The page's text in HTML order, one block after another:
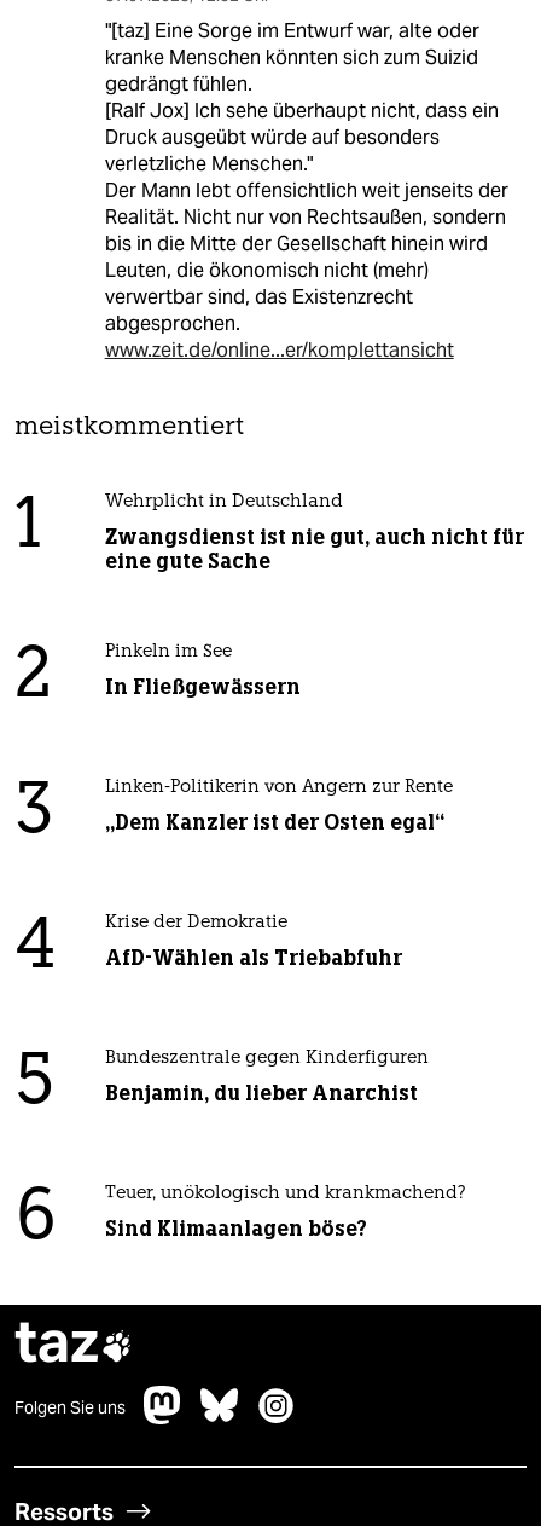
"[taz] Eine Sorge im Entwurf war, alte oder
kranke Menschen könnten sich zum Suizid
gedrängt fühlen.
[Ralf Jox] Ich sehe überhaupt nicht, dass ein
Druck ausgeübt würde auf besonders
verletzliche Menschen."
Der Mann lebt offensichtlich weit jenseits der
Realität. Nicht nur von Rechtsaußen, sondern
bis in die Mitte der Gesellschaft hinein wird
Leuten, die ökonomisch nicht (mehr)
verwertbar sind, das Existenzrecht
abgesprochen.
www.zeit.de/online...er/komplettansicht
meistkommentiert
1 Wehrplicht in Deutschland
Zwangsdienst ist nie gut, auch nicht für
eine gute Sache
2 Pinkeln im See
In Fließgewässern
3 Linken-Politikerin von Angern zur Rente
„Dem Kanzler ist der Osten egal“
4 Krise der Demokratie
AfD-Wählen als Triebabfuhr
5 Bundeszentrale gegen Kinderfiguren
Benjamin, du lieber Anarchist
6 Teuer, unökologisch und krankmachend?
Sind Klimaanlagen böse?
taz
Folgen Sie uns
Ressorts